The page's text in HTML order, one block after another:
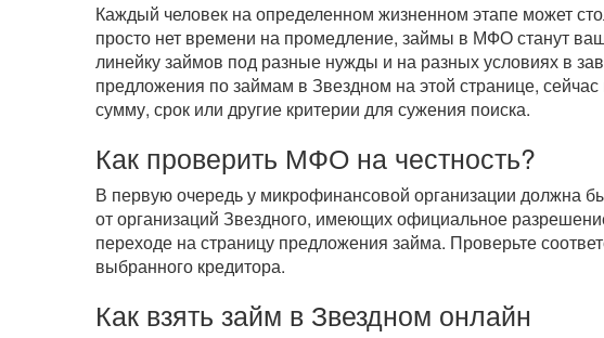
Каждый человек на определенном жизненном этапе может
просто нет времени на промедление, займы в МФО станут
линейку займов под разные нужды и на разных условиях в
предложения по займам в Звездном на этой странице,
сумму, срок или другие критерии для сужения поиска.
Как проверить МФО на честность?
В первую очередь у микрофинансовой организации
от организаций Звездного, имеющих официальное
переходе на страницу предложения займа. Проверьте
выбранного кредитора.
Как взять займ в Звездном онлайн